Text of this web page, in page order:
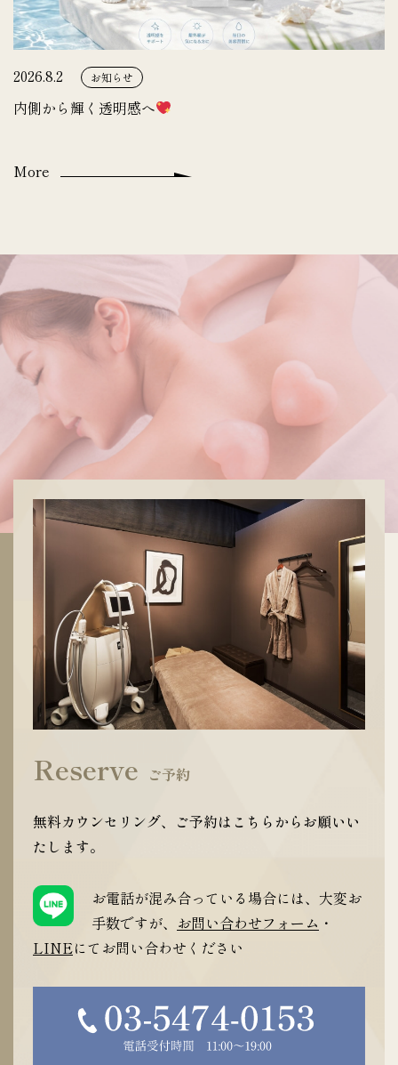
2026.8.2 お知らせ
内側から輝く透明感へ
More
Reserve ご予約
無料カウンセリング、ご予約はこちらからお願いい
たします。
お電話が混み合っている場合には、大変お
手数ですが、 お問い合わせフォーム ・
LINEにてお問い合わせください